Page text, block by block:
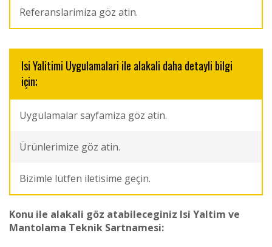
Referanslarimiza göz atin.
Isi Yalitimi Uygulamalari ile alakali daha detayli bilgi
için;
Uygulamalar sayfamiza göz atin.
Ürünlerimize göz atin.
Bizimle lütfen iletisime geçin.
Konu ile alakali göz atabileceginiz Isi Yaltim ve
Mantolama Teknik Sartnamesi: